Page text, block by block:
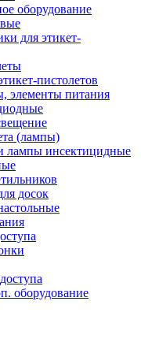
оборудование
для этикет-
пистолетов
элементы питания
(лампы)
лампы инсектицидные
досок
оборудование